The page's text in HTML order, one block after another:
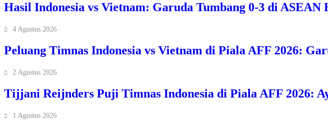
Hasil Indonesia vs Vietnam: Garuda Tumbang 0-3 di ASEAN
4 Agustus 2026
Peluang Timnas Indonesia vs Vietnam di Piala AFF 2026:
2 Agustus 2026
Tijjani Reijnders Puji Timnas Indonesia di Piala AFF 2026:
1 Agustus 2026